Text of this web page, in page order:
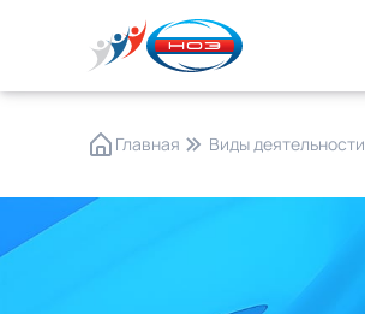
Главная Виды деятельности